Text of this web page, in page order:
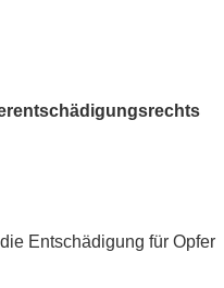
Entschädigung für Opfer